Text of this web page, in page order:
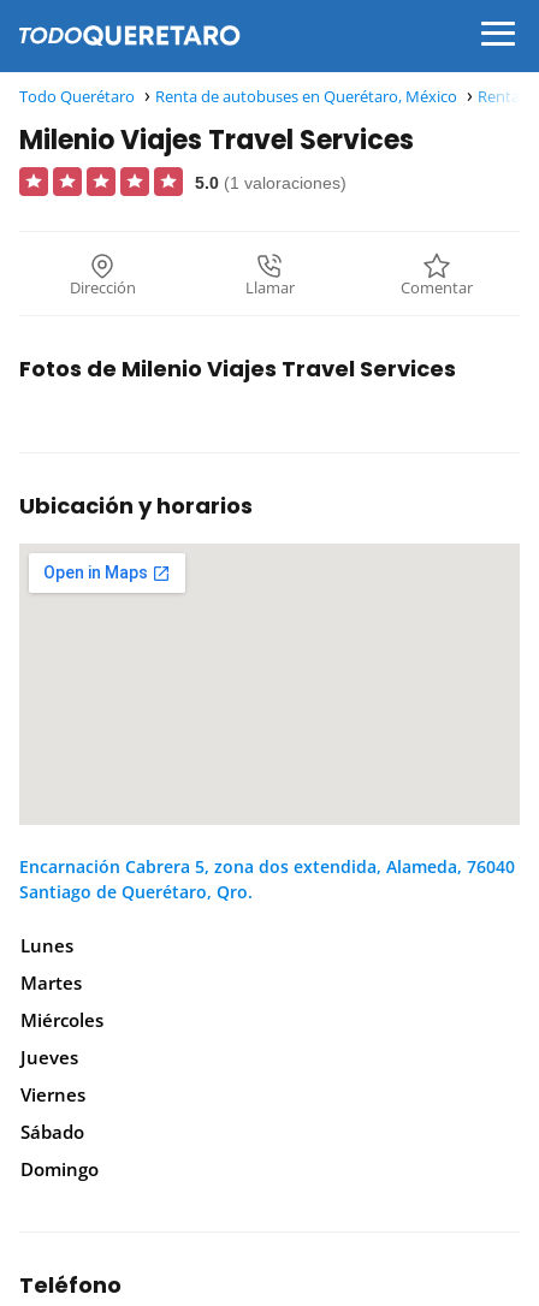
Todo Querétaro Renta de autobuses en Querétaro, México Renta
Milenio Viajes Travel Services
5.0 (1 valoraciones)
Dirección Llamar Comentar
Fotos de Milenio Viajes Travel Services
Ubicación y horarios
Encarnación Cabrera 5, zona dos extendida, Alameda, 76040
Santiago de Querétaro, Qro.
Lunes
Martes
Miércoles
Jueves
Viernes
Sábado
Domingo
Teléfono